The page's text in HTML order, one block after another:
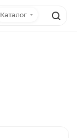
Каталог